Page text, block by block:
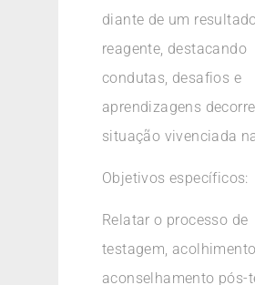
diante de um
reagente, destacando
condutas, desafios e
aprendizagens
situação vivenciada
Objetivos específicos:
Relatar o processo de
testagem,
aconselhamento pós-